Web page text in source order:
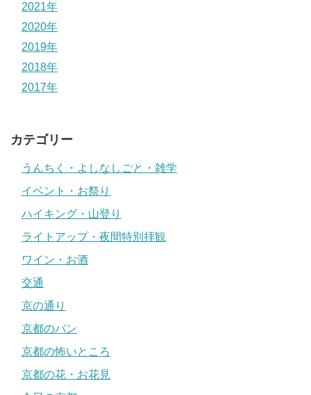
2021年
2020年
2019年
2018年
2017年
カテゴリー
うんちく・よしなしごと・雑学
イベント・お祭り
ハイキング・山登り
ライトアップ・夜間特別拝観
ワイン・お酒
交通
京の通り
京都のパン
京都の怖いところ
京都の花・お花見